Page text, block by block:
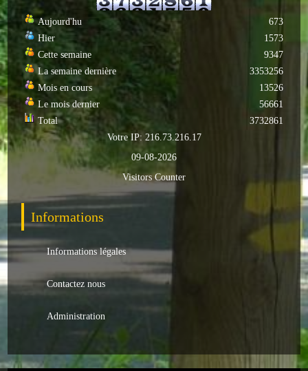
Culturelles
Parents d'élèves
Autres
ENTREPRISES
L'agriculture
Capitale du chrysanthème
Nos entreprises
Hotels/Restaurants
Aujourd'hu
Hier
Cette semaine
La semaine dernière
Mois en cours
Le mois dernier
Total
673
1573
9347
3353256
13526
56661
3732861
Votre IP: 216.73.216.17
09-08-2026
Visitors Counter
Informations
Informations légales
Contactez nous
Administration